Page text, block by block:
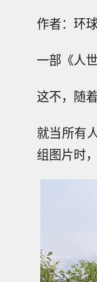
作者：环
一部《人
这不，随
就当所有
组图片时